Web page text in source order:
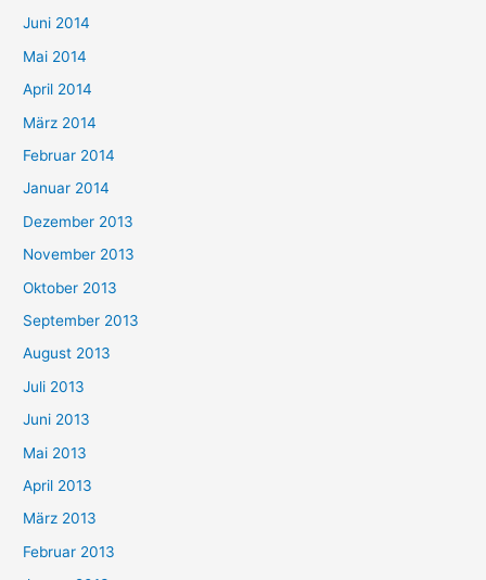
Juni 2014
Mai 2014
April 2014
März 2014
Februar 2014
Januar 2014
Dezember 2013
November 2013
Oktober 2013
September 2013
August 2013
Juli 2013
Juni 2013
Mai 2013
April 2013
März 2013
Februar 2013